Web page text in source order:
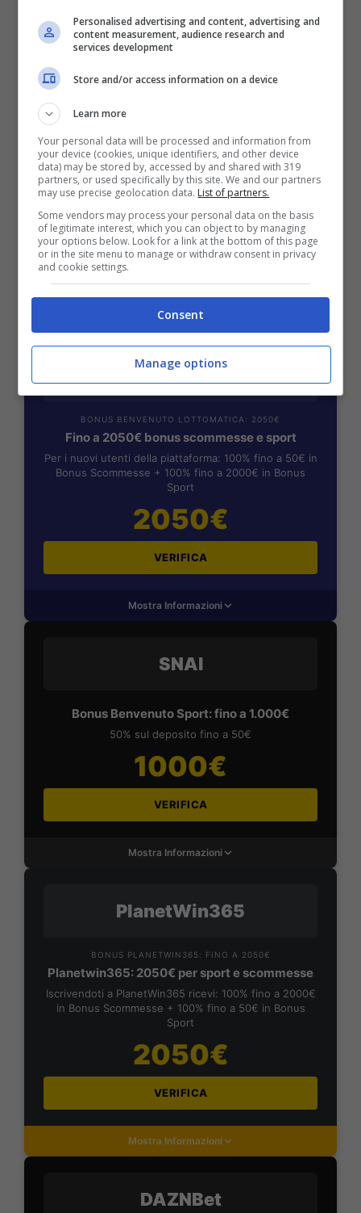
Mostra Informazioni
BONUS BENVENUTO GOLDBET: 2.050€
Fino a 2050€ sport e casino
Per i nuovi registrati: 100% fino a 2.000€ in Bonus
Scommesse + 50% del primo deposito fino a 50€
2050€
Mostra Informazioni
BONUS BENVENUTO LOTTOMATICA: 2050€
Fino a 2050€ bonus scommesse e sport
Per i nuovi utenti della piattaforma: 100% fino a 50€ in
Bonus Scommesse + 100% fino a 2000€ in Bonus
Sport
2050€
VERIFICA
Mostra Informazioni
SNAI
Bonus Benvenuto Sport: fino a 1.000€
50% sul deposito fino a 50€
1000€
VERIFICA
Mostra Informazioni
PlanetWin365
BONUS PLANETWIN365: FINO A 2050€
Planetwin365: 2050€ per sport e scommesse
Iscrivendoti a PlanetWin365 ricevi: 100% fino a 2000€
in Bonus Scommesse + 100% fino a 50€ in Bonus
Sport
2050€
VERIFICA
Mostra Informazioni
DAZNBet
Personalised advertising and content, advertising and
content measurement, audience research and
services development
Store and/or access information on a device
Learn more
Your personal data will be processed and information from
your device (cookies, unique identifiers, and other device
data) may be stored by, accessed by and shared with 319
partners, or used specifically by this site. We and our partners
may use precise geolocation data. List of partners.
Some vendors may process your personal data on the basis
of legitimate interest, which you can object to by managing
your options below. Look for a link at the bottom of this page
or in the site menu to manage or withdraw consent in privacy
and cookie settings.
Consent
Manage options